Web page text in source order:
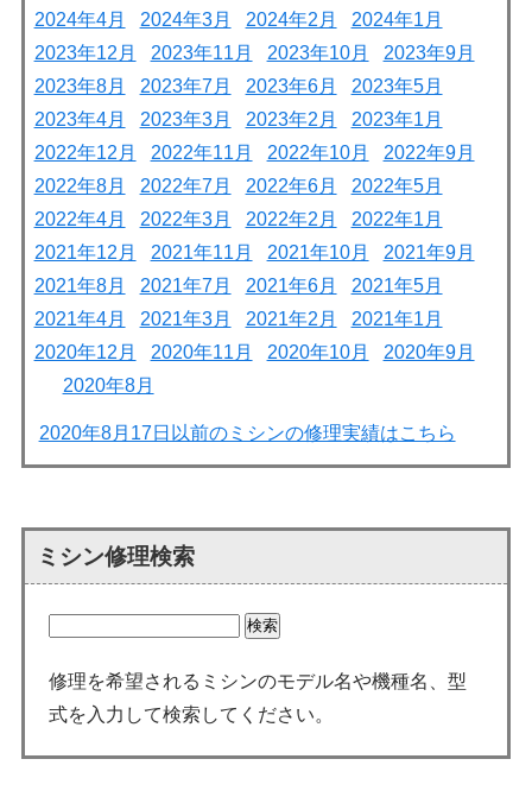
2024年4月
2024年3月 2024年2月
2024年1月
2023年12月
2023年11月 2023年10月
2023年9月
2023年8月
2023年7月 2023年6月
2023年5月
2023年4月
2023年3月 2023年2月
2023年1月
2022年12月
2022年11月 2022年10月
2022年9月
2022年8月
2022年7月 2022年6月
2022年5月
2022年4月
2022年3月 2022年2月
2022年1月
2021年12月
2021年11月 2021年10月
2021年9月
2021年8月
2021年7月 2021年6月
2021年5月
2021年4月
2021年3月 2021年2月
2021年1月
2020年12月
2020年11月 2020年10月
2020年9月
2020年8月
2020年8月17日以前のミシンの修理実績はこちら
ミシン修理検索
修理を希望されるミシンのモデル名や機種名、型
式を入力して検索してください。